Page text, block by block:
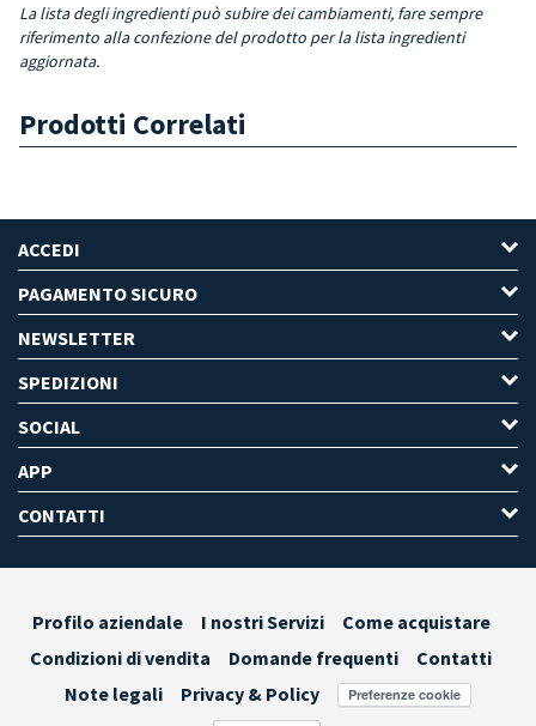
La lista degli ingredienti può subire dei cambiamenti, fare sempre
riferimento alla confezione del prodotto per la lista ingredienti
aggiornata.
Prodotti Correlati
ACCEDI
PAGAMENTO SICURO
NEWSLETTER
SPEDIZIONI
SOCIAL
APP
CONTATTI
Profilo aziendale I nostri Servizi
Come acquistare
Condizioni di vendita
Domande frequenti
Contatti
Note legali
Privacy & Policy Preferenze cookie